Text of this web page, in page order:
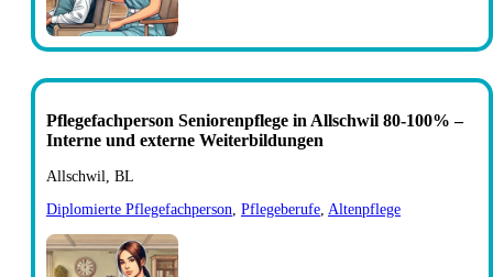
Pflegefachperson Seniorenpflege in Allschwil 80-100% –
Interne und externe Weiterbildungen
Allschwil, BL
Diplomierte Pflegefachperson, Pflegeberufe, Altenpflege